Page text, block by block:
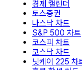
경제 캘린더
토스증권
나스닥 차트
S&P 500 차트
코스피 차트
코스닥 차트
닛케이 225 차